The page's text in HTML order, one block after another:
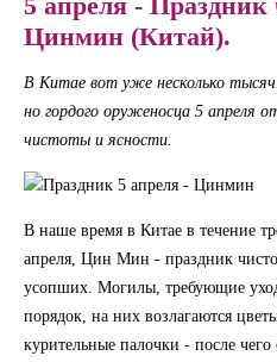
Цинмин (Китай).
В Китае вот уже несколько тысяч
но гордого оруженосца 5 апреля
чистоты и ясности.
В наше время в Китае в течение
апреля, Цин Мин - праздник
усопших. Могилы, требующие
порядок, на них возлагаются
курительные палочки - после